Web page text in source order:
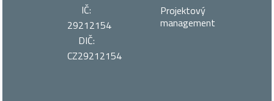
Projektový
management
IČ:
29212154
DIČ:
CZ29212154